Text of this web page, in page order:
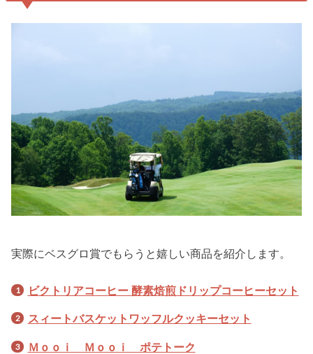
実際にベスグロ賞でもらうと嬉しい商品を紹介します。
ビクトリアコーヒー 酵素焙煎ドリップコーヒーセット
スィートバスケットワッフルクッキーセット
Ｍｏｏｉ Ｍｏｏｉ ポテトーク